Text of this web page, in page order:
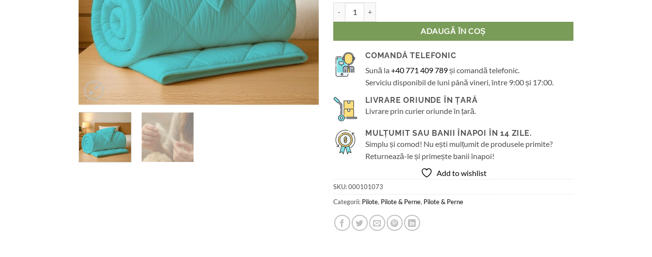
ADAUGĂ ÎN COȘ
COMANDĂ TELEFONIC
Sună la +40 771 409 789și comandă telefonic.
Serviciu disponibil de luni până vineri, între 9:00 și 17:00.
LIVRARE ORIUNDE ÎN ȚARĂ
Livrare prin curier oriunde în țară.
MULȚUMIT SAU BANII ÎNAPOI ÎN 14 ZILE.
Simplu și comod! Nu ești mulțumit de produsele primite?
Returnează-le și primește banii înapoi!
Add to wishlist
SKU:000101073
Categorii: Pilote, Pilote & Perne, Pilote & Perne